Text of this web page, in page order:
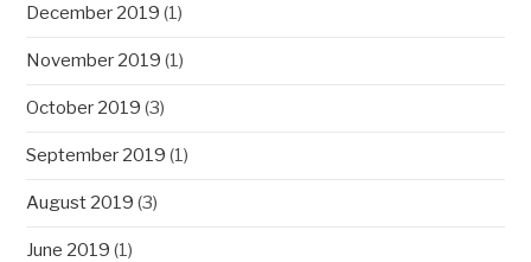
December 2019 (1)
November 2019 (1)
October 2019 (3)
September 2019 (1)
August 2019 (3)
June 2019 (1)